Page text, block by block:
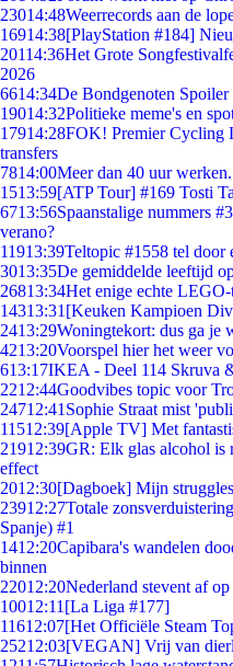
23014:48Weerrecords aan de
16914:38[PlayStation #184]
20114:36Het Grote
2026
6614:34De Bondgenoten
19014:32Politieke meme's en
17914:28FOK! Premier Cycling
transfers
7814:00Meer dan 40 uur werken.
1513:59[ATP Tour] #169 Tosti
6713:56Spaanstalige nummers
verano?
11913:39Teltopic #1558 tel door
3013:35De gemiddelde leeftijd
26813:34Het enige echte
14313:31 [Keuken Kampioen
2413:29Woningtekort: dus ga je
4213:20Voorspel hier het weer
613:17IKEA - Deel 114 Skruva
2212:44Goodvibes topic voor
24712:41 Sophie Straat mist
11512:39[Apple TV] Met
21912:39GR: Elk glas alcohol is
effect
2012:30[Dagboek] Mijn
23912:27Totale
Spanje) #1
1412:20Capibara's wandelen
binnen
22012:20Nederland stevent af
10012:11 [La Liga #177]
11612:07[Het Officiële Steam
25212:03[VEGAN] Vrij van